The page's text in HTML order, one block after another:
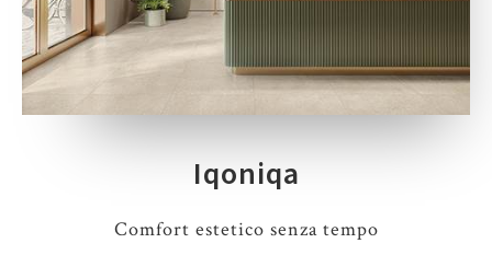
Iqoniqa
Comfort estetico senza tempo